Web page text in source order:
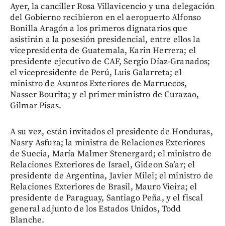
Ayer, la canciller Rosa Villavicencio y una delegación
del Gobierno recibieron en el aeropuerto Alfonso
Bonilla Aragón a los primeros dignatarios que
asistirán a la posesión presidencial, entre ellos la
vicepresidenta de Guatemala, Karin Herrera; el
presidente ejecutivo de CAF, Sergio Díaz-Granados;
el vicepresidente de Perú, Luis Galarreta; el
ministro de Asuntos Exteriores de Marruecos,
Nasser Bourita; y el primer ministro de Curazao,
Gilmar Pisas.
A su vez, están invitados el presidente de Honduras,
Nasry Asfura; la ministra de Relaciones Exteriores
de Suecia, María Malmer Stenergard; el ministro de
Relaciones Exteriores de Israel, Gideon Sa’ar; el
presidente de Argentina, Javier Milei; el ministro de
Relaciones Exteriores de Brasil, Mauro Vieira; el
presidente de Paraguay, Santiago Peña, y el fiscal
general adjunto de los Estados Unidos, Todd
Blanche.